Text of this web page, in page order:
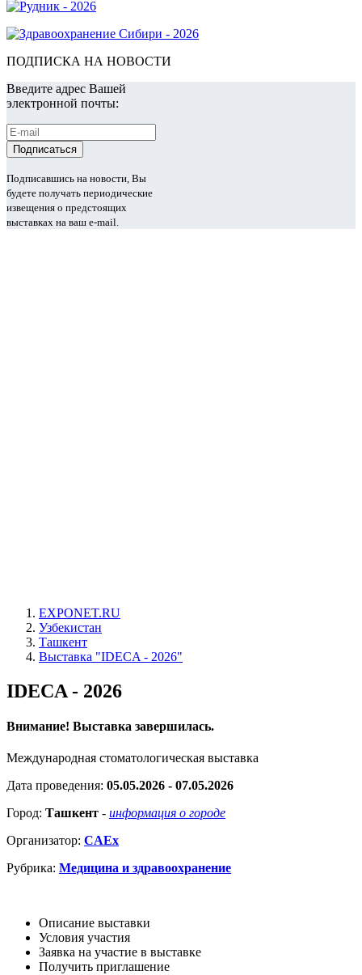
ПОДПИСКА НА НОВОСТИ
Введите адрес Вашей
электронной почты:
Подписавшись на новости, Вы
будете получать периодические
извещения о предстоящих
выставках на ваш e-mail.
EXPONET.RU
Узбекистан
Ташкент
Выставка "IDECA - 2026"
IDECA - 2026
Внимание! Выставка завершилась.
Международная стоматологическая выставка
Дата проведения: 05.05.2026 - 07.05.2026
Город: Ташкент - информация о городе
Организатор: CAEx
Рубрика: Медицина и здравоохранение
Описание выставки
Условия участия
Заявка на участие в выставке
Получить приглашение